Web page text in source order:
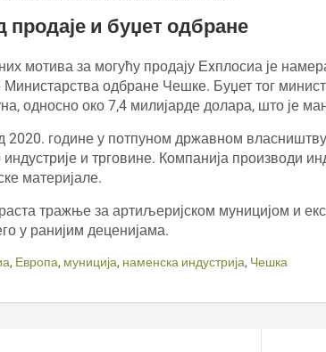
продаје и буџет одбране
мотива за могућу продају Еxплосиа је
одбране Чешке. Буџет тог
односно око 7,4 милијарде долара, што је
2020. године у потпуном државном
и трговине. Компанија производи
материјале.
тражње за артиљеријском муницијом и
у ранијим деценијама.
, Европа, муниција, наменска индустрија, Чешка